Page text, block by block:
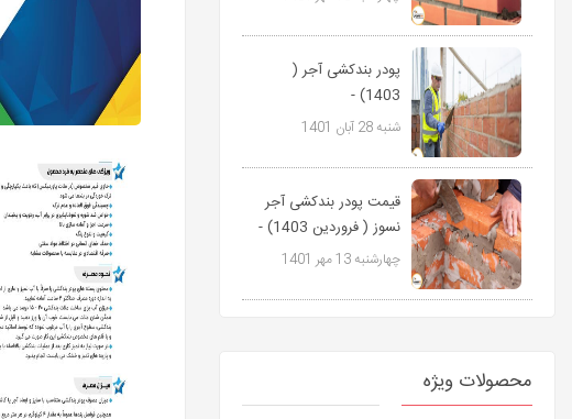
پودر بندکشی آجر (
1403) -
09127511808
شنبه 28 آبان 1401
قیمت پودر بندکشی آجر
نسوز ( فروردین 1403) -
09127511808...
چهارشنبه 13 مهر 1401
محصولات ویژه